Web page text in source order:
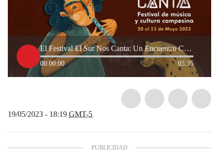
El Festival El Sur Nos Canta: Un Encuentro Cultural que Conecta Regiones
00:00:00 03:35
19/05/2023 - 18:19 GMT-5